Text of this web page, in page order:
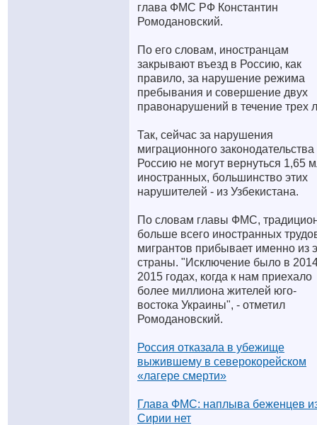
глава ФМС РФ Константин
Ромодановский.
По его словам, иностранцам
закрывают въезд в Россию, как
правило, за нарушение режима
пребывания и совершение двух
правонарушений в течение трех
Так, сейчас за нарушения
миграционного законодательства
Россию не могут вернуться 1,65
иностранных, большинство этих
нарушителей - из Узбекистана.
По словам главы ФМС,
больше всего иностранных
мигрантов прибывает именно из
страны. "Исключение было в
2015 годах, когда к нам приехало
более миллиона жителей юго-
востока Украины", - отметил
Ромодановский.
Россия отказала в убежище
выжившему в северокорейском
«лагере смерти»
Глава ФМС: наплыва беженцев
Сирии нет